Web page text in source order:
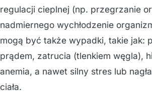
regulacji cieplnej (np. przegrzanie
nadmiernego wychłodzenie
mogą być także wypadki, takie jak:
prądem, zatrucia (tlenkiem węgla),
anemia, a nawet silny stres lub
ciała.